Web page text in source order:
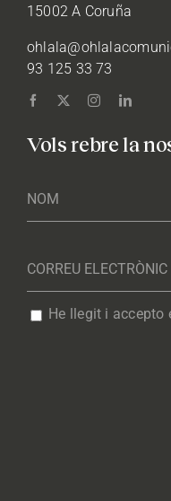
15002 A Coruña
93 125 33 73
Vols rebre la
He llegit i